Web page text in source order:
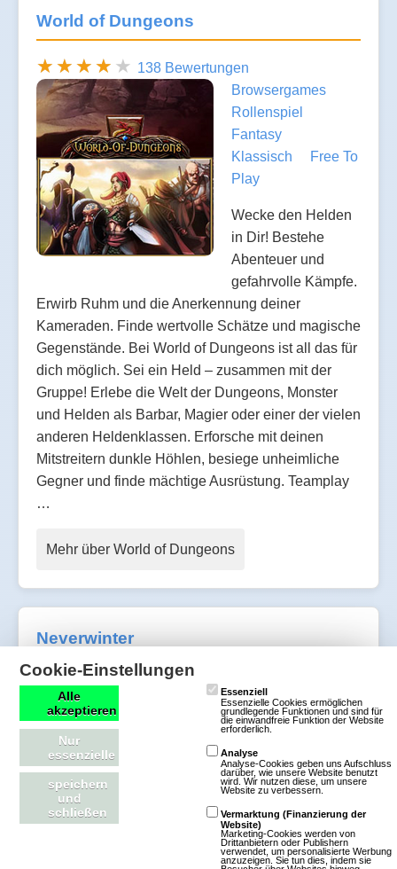
World of Dungeons
138 Bewertungen
Browsergames
Rollenspiel
Fantasy
Klassisch
Free To
Play
Wecke den Helden
in Dir! Bestehe
Abenteuer und
gefahrvolle Kämpfe.
Erwirb Ruhm und die Anerkennung deiner
Kameraden. Finde wertvolle Schätze und magische
Gegenstände. Bei World of Dungeons ist all das für
dich möglich. Sei ein Held – zusammen mit der
Gruppe! Erlebe die Welt der Dungeons, Monster
und Helden als Barbar, Magier oder einer der vielen
anderen Heldenklassen. Erforsche mit deinen
Mitstreitern dunkle Höhlen, besiege unheimliche
Gegner und finde mächtige Ausrüstung. Teamplay
…
Mehr über World of Dungeons
Neverwinter
4 Bewertungen
Download-MMOs
Rollenspiel
Fantasy
Free To Play
Im MMORPG
Neverwinter zieht ihr
gemeinsam mit
Cookie-Einstellungen
Alle
akzeptieren
Nur
essenzielle
speichern
und
schließen
Essenziell
Essenzielle Cookies ermöglichen
grundlegende Funktionen und sind für
die einwandfreie Funktion der Website
erforderlich.
Analyse
Analyse-Cookies geben uns Aufschluss
darüber, wie unsere Website benutzt
wird. Wir nutzen diese, um unsere
Website zu verbessern.
Vermarktung (Finanzierung der
Website)
Marketing-Cookies werden von
Drittanbietern oder Publishern
verwendet, um personalisierte Werbung
anzuzeigen. Sie tun dies, indem sie